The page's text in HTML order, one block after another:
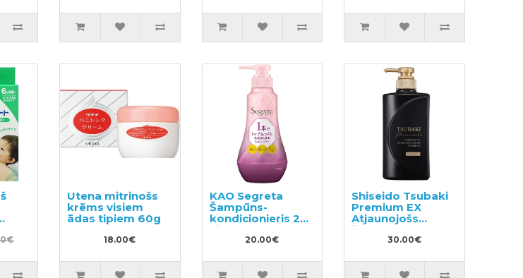
pildviela 450ml
Utena mitrinošs
krēms visiem
ādas tipiem 60g
18.00€
KAO Segreta
Šampūns-
kondicionieris 2
vienā 360ml
20.00€
Shiseido Tsubaki
Premium EX
Atjaunojošs
šampūns
bojātiem matiem
30.00€